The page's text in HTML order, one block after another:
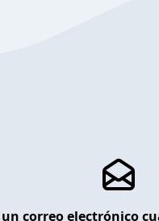
correo electrónico